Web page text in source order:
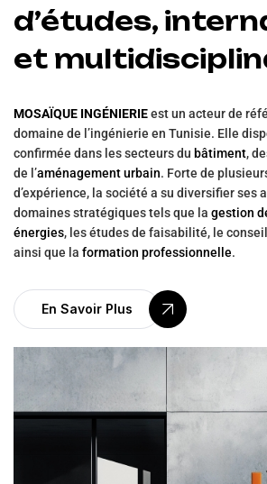
d’études,
et
MOSAÏQUE INGÉNIERIEest un acteur de
domaine de l’ingénierie en Tunisie. Elle
confirmée dans les secteurs du bâtiment,
de l’aménagement urbain. Forte de
d’expérience, la société a su diversifier ses
domaines stratégiques tels que la gestion
énergies, les études de faisabilité, le
ainsi que la formation professionnelle.
En Savoir Plus